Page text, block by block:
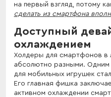
на первый взгляд, потому
сделать из смартфона
Доступный
охлаждением
Холдеры для смартфонов в
абсолютно разными. Одним
для мобильных игрушек
Его главная фишка
активном охлаждении